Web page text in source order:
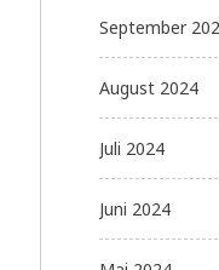
September
August 2024
Juli 2024
Juni 2024